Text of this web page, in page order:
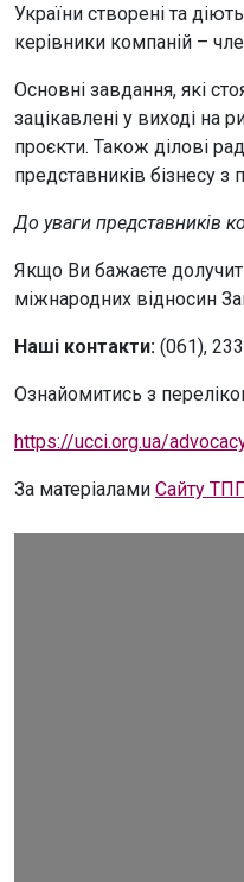
України створені та
керівники компаній –
Основні завдання, які
зацікавлені у виході на
проєкти. Також ділові
представників бізнесу
До уваги представників
Якщо Ви бажаєте
міжнародних відносин
Наші контакти: (061),
Ознайомитись з
https://ucci.org.ua/
За матеріалами Сайту